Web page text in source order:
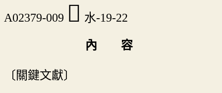
A02379-009 󳗫 水-19-22
內 容
〔關鍵文獻〕